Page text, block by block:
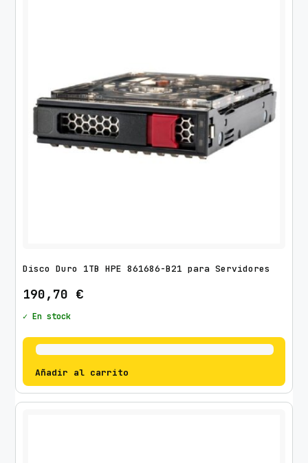
Disco Duro 1TB HPE 861686-B21 para Servidores
190,70 €
✓ En stock
Añadir al carrito